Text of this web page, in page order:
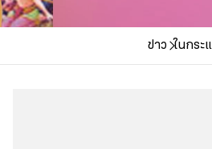
ข่าว ในกระ